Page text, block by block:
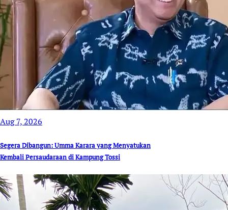
Aug 7, 2026
Segera Dibangun: Umma Karara yang Menyatukan
Kembali Persaudaraan di Kampung Tossi